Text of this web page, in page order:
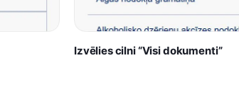
Izvēlies cilni “Visi dokumenti”